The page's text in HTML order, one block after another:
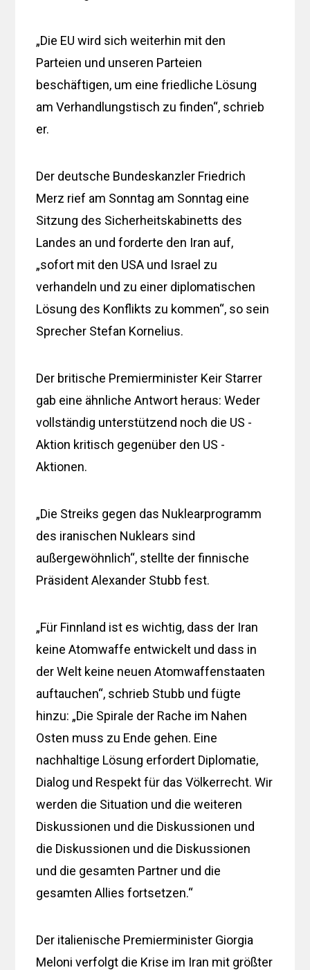
„Die EU wird sich weiterhin mit den
Parteien und unseren Parteien
beschäftigen, um eine friedliche Lösung
am Verhandlungstisch zu finden“, schrieb
er.
Der deutsche Bundeskanzler Friedrich
Merz rief am Sonntag am Sonntag eine
Sitzung des Sicherheitskabinetts des
Landes an und forderte den Iran auf,
„sofort mit den USA und Israel zu
verhandeln und zu einer diplomatischen
Lösung des Konflikts zu kommen“, so sein
Sprecher Stefan Kornelius.
Der britische Premierminister Keir Starrer
gab eine ähnliche Antwort heraus: Weder
vollständig unterstützend noch die US -
Aktion kritisch gegenüber den US -
Aktionen.
„Die Streiks gegen das Nuklearprogramm
des iranischen Nuklears sind
außergewöhnlich“, stellte der finnische
Präsident Alexander Stubb fest.
„Für Finnland ist es wichtig, dass der Iran
keine Atomwaffe entwickelt und dass in
der Welt keine neuen Atomwaffenstaaten
auftauchen“, schrieb Stubb und fügte
hinzu: „Die Spirale der Rache im Nahen
Osten muss zu Ende gehen. Eine
nachhaltige Lösung erfordert Diplomatie,
Dialog und Respekt für das Völkerrecht. Wir
werden die Situation und die weiteren
Diskussionen und die Diskussionen und
die Diskussionen und die Diskussionen
und die gesamten Partner und die
gesamten Allies fortsetzen.“
Der italienische Premierminister Giorgia
Meloni verfolgt die Krise im Iran mit größter